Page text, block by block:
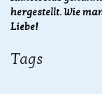
hergestellt. Wie
Liebe!
Tags